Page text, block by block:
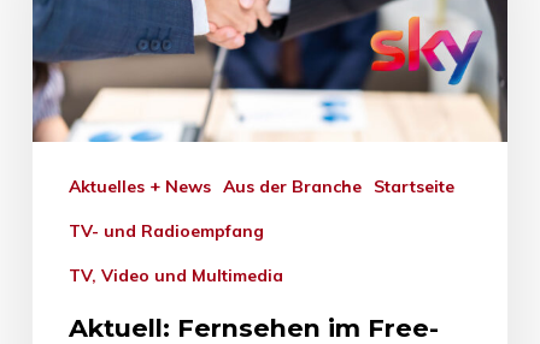
Aktuelles + News Aus der Branche Startseite
TV- und Radioempfang
TV, Video und Multimedia
Aktuell: Fernsehen im Free-